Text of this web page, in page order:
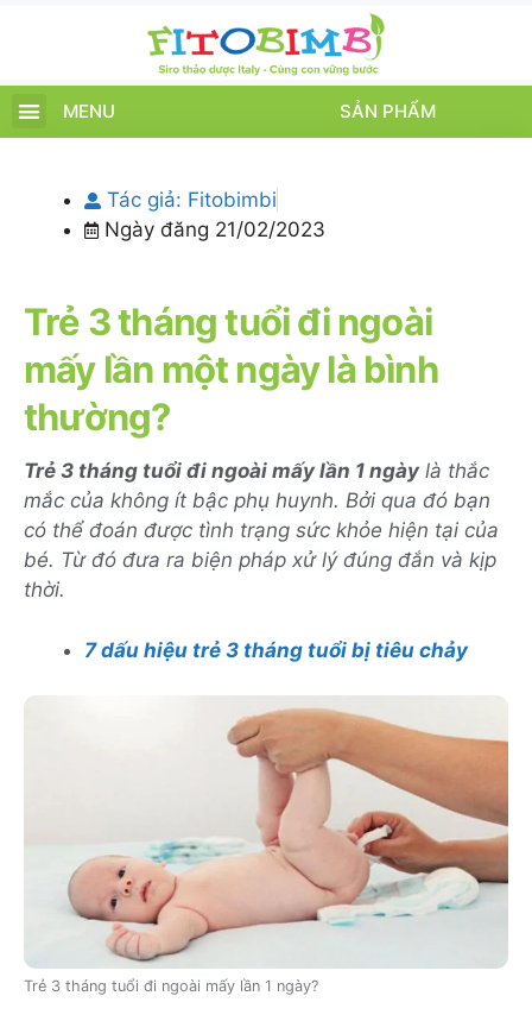
MENU SẢN PHẨM
Tác giả: Fitobimbi
Ngày đăng 21/02/2023
Trẻ 3 tháng tuổi đi ngoài
mấy lần một ngày là bình
thường?
Trẻ 3 tháng tuổi đi ngoài mấy lần 1 ngày là thắc
mắc của không ít bậc phụ huynh. Bởi qua đó bạn
có thể đoán được tình trạng sức khỏe hiện tại của
bé. Từ đó đưa ra biện pháp xử lý đúng đắn và kịp
thời.
7 dấu hiệu trẻ 3 tháng tuổi bị tiêu chảy
Trẻ 3 tháng tuổi đi ngoài mấy lần 1 ngày?